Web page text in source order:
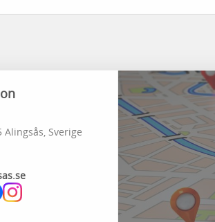
Alingsås, Sverige